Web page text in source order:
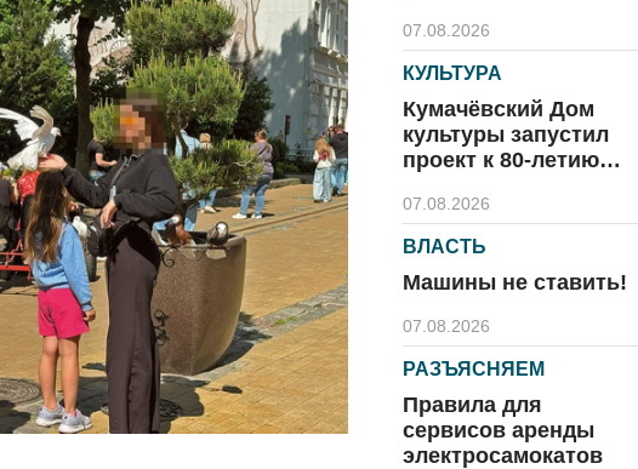
07.08.2026
КУЛЬТУРА
Кумачёвский Дом
культуры запустил
проект к 80-летию
07.08.2026
ВЛАСТЬ
Машины не ставить!
07.08.2026
РАЗЪЯСНЯЕМ
Правила для
сервисов аренды
электросамокатов